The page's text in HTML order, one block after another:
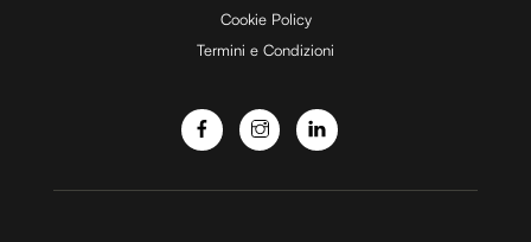
o
Cookie Policy
Termini e Condizioni